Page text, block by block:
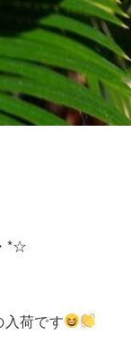
*☆
荷です